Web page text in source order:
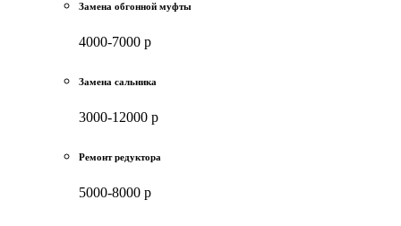
Замена обгонной муфты
4000-7000 р
Замена сальника
3000-12000 р
Ремонт редуктора
5000-8000 р